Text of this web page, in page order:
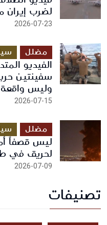
لضرب إيران
2026-07-23
مضلل
الفيديو
وليس واقعة
2026-07-15
مضلل
ليس قصفاً
لحريق في
2026-07-09
تصنيفات